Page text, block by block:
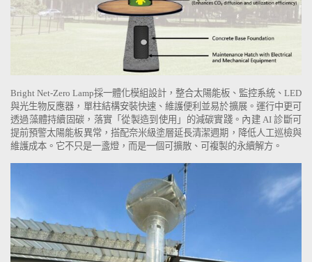
Bright Net-Zero Lamp採一體化模組設計，整合太陽能板、監控系統、 LED
與光生物反應器，單柱結構安裝快速、維護便利並易於擴展。運行中更可
透過藻體持續固碳，落實「從製造到使用」的減碳實踐。內建AI診斷可
提前預警太陽能板異常，搭配奈米級塗層延長清潔週期，降低人工巡檢與
維護成本。它不只是一盞燈，而是一個可擴散、可複製的永續解方。